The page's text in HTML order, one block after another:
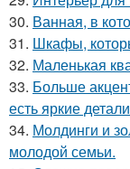
30. Ванная, в
31. Шкафы,
32. Маленькая
33. Больше
есть яркие
34. Молдинги и
молодой семьи.